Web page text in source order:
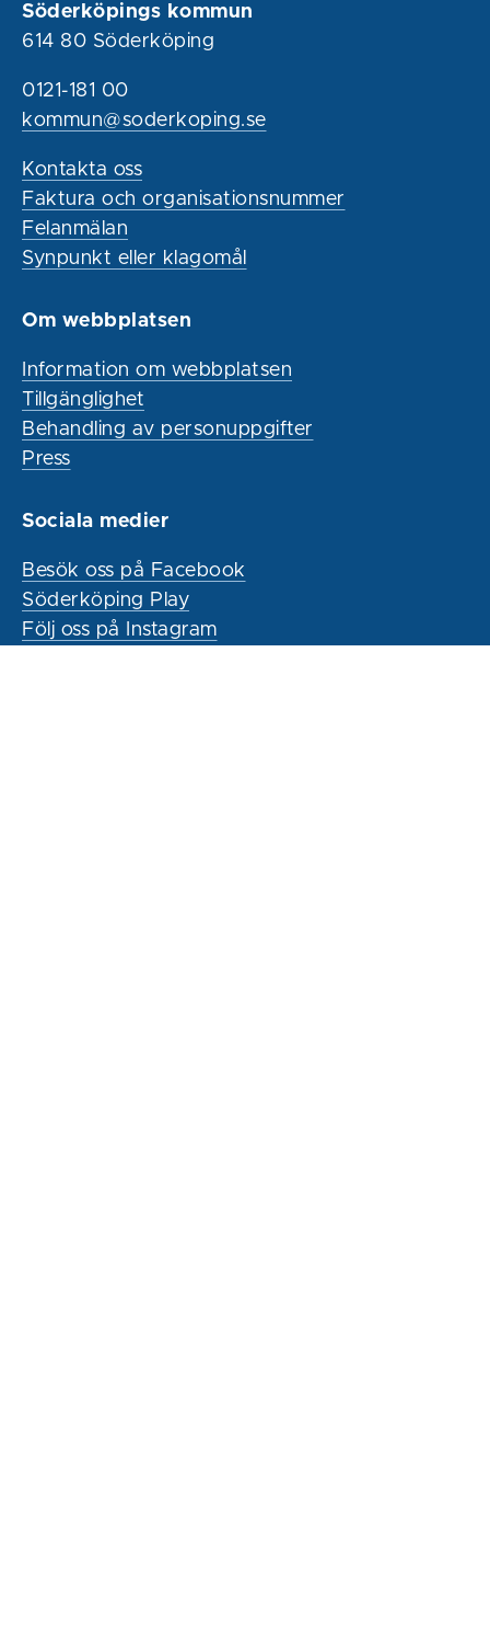
Söderköpings kommun
614 80 Söderköping
0121-181 00
kommun@soderkoping.se
Kontakta oss
Faktura och organisationsnummer
Felanmälan
Synpunkt eller klagomål
Om webbplatsen
Information om webbplatsen
Tillgänglighet
Behandling av personuppgifter
Press
Sociala medier
Besök oss på Facebook
Söderköping Play
Följ oss på Instagram